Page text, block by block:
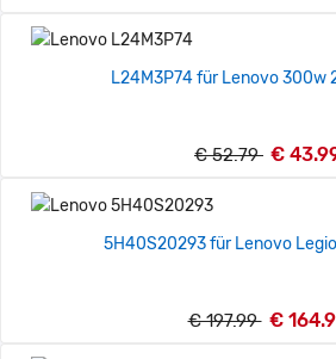
L24M3P74 für Lenovo 300w
€ 52.79 €
5H40S20293 für Lenovo
€ 197.99 €